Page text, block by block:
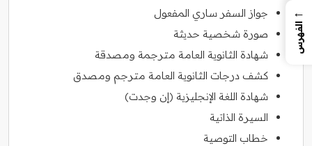
جواز السفر ساري المفعول
صورة شخصية حديثة
شهادة الثانوية العامة مترجمة ومصدقة
كشف درجات الثانوية العامة مترجم ومصدق
شهادة اللغة الإنجليزية (إن وجدت)
السيرة الذاتية
خطاب التوصية
←
الفهرس